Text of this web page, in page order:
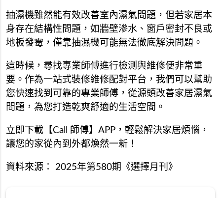
抽濕機雖然能有效改善室內濕氣問題，但若家居本
身存在結構性問題，如牆壁滲水、窗戶密封不良或
地板發霉，僅靠抽濕機可能無法徹底解決問題。
這時候，尋找專業師傅進行檢測與維修便非常重
要。作為一站式裝修維修配對平台，我們可以幫助
您快速找到可靠的專業師傅，從源頭改善家居濕氣
問題，為您打造乾爽舒適的生活空間。
立即下載【Call 師傅】APP，輕鬆解決家居煩惱，
讓您的家從內到外都煥然一新！
資料來源： 2025年第580期《選擇月刊》